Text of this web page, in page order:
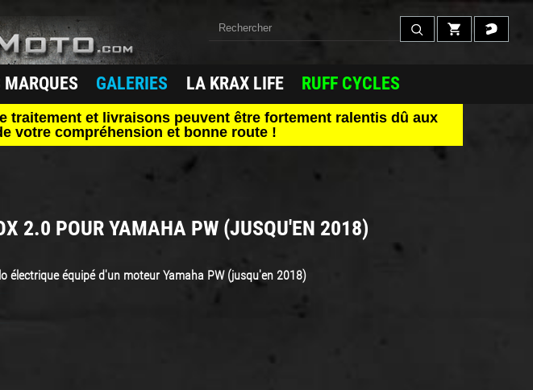
MARQUES GALERIES LA KRAX LIFE RUFF CYCLES
traitement et livraisons peuvent être fortement ralentis dû aux
votre compréhension et bonne route !
2.0 POUR YAMAHA PW (JUSQU'EN 2018)
électrique équipé d'un moteur Yamaha PW (jusqu'en 2018)